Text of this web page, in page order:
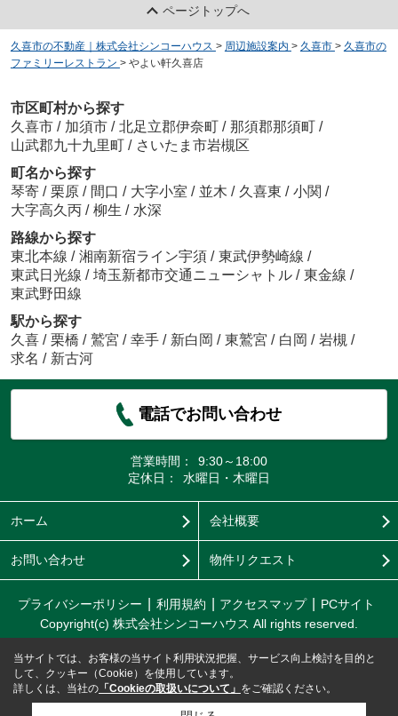
ページトップへ
久喜市の不動産｜株式会社シンコーハウス > 周辺施設案内 > 久喜市 > 久喜市の
ファミリーレストラン > やよい軒久喜店
市区町村から探す
久喜市 / 加須市 / 北足立郡伊奈町 / 那須郡那須町 /
山武郡九十九里町 / さいたま市岩槻区
町名から探す
琴寄 / 栗原 / 間口 / 大字小室 / 並木 / 久喜東 / 小関 /
大字高久丙 / 柳生 / 水深
路線から探す
東北本線 / 湘南新宿ライン宇須 / 東武伊勢崎線 /
東武日光線 / 埼玉新都市交通ニューシャトル / 東金線 /
東武野田線
駅から探す
久喜 / 栗橋 / 鷲宮 / 幸手 / 新白岡 / 東鷲宮 / 白岡 / 岩槻 /
求名 / 新古河
電話でお問い合わせ
営業時間：
9:30～18:00
定休日：
水曜日・木曜日
ホーム 会社概要
お問い合わせ 物件リクエスト
プライバシーポリシー 利用規約 アクセスマップ
PCサイト
Copyright(c) 株式会社シンコーハウス All rights reserved.
当サイトでは、お客様の当サイト利用状況把握、サービス向上検討を目的と
して、クッキー（Cookie）を使用しています。
詳しくは、当社の 「Cookieの取扱いについて」 をご確認ください。